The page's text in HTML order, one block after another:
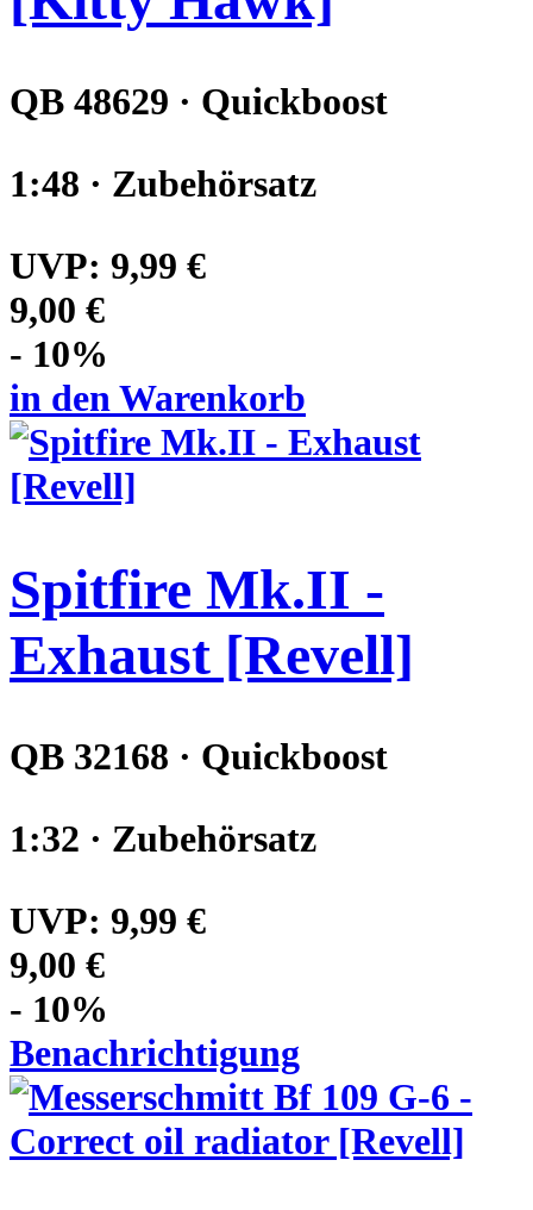
QB 48629 · Quickboost
1:48 · Zubehörsatz
UVP: 9,99 €
9,00 €
- 10%
in den Warenkorb
Spitfire Mk.II -
Exhaust [Revell]
QB 32168 · Quickboost
1:32 · Zubehörsatz
UVP: 9,99 €
9,00 €
- 10%
Benachrichtigung